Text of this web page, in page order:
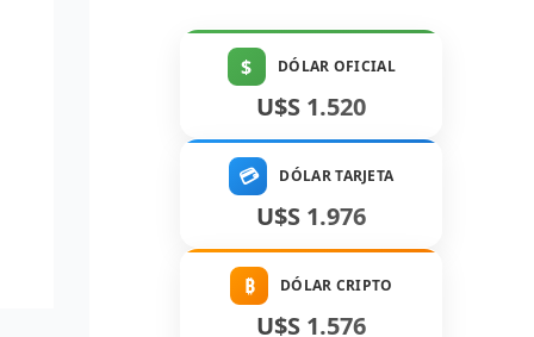
$ DÓLAR OFICIAL
U$S 1.520
💳 DÓLAR TARJETA
U$S 1.976
₿ DÓLAR CRIPTO
U$S 1.576